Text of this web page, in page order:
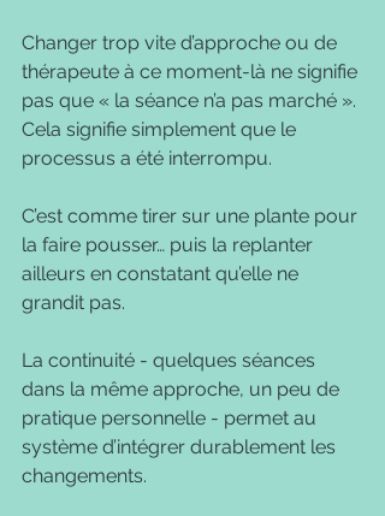
Changer trop vite d’approche ou de
thérapeute à ce moment-là ne signifie
pas que « la séance n’a pas marché ».
Cela signifie simplement que le
processus a été interrompu.
C’est comme tirer sur une plante pour
la faire pousser… puis la replanter
ailleurs en constatant qu’elle ne
grandit pas.
La continuité - quelques séances
dans la même approche, un peu de
pratique personnelle - permet au
système d’intégrer durablement les
changements.